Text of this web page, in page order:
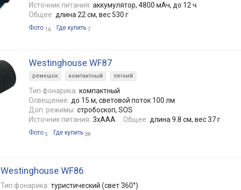
Источник питания: аккумулятор, 4800 мАч, до 12 ч
Общее: длина 22 см, вес 530 г
Фото 16 Где купить 7
Westinghouse WF87
ремешок компактный легкий
Тип фонарика: компактный
Освещение: до 15 м, световой поток 100 лм
Доп. режимы: стробоскоп, SOS
Источник питания: 3xAAA Общее: длина 9.8 см, вес 37 г
Фото 5 Где купить 38
Westinghouse WF86
Тип фонарика: туристический (свет 360°)